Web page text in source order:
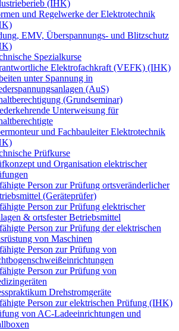
(IHK)
und Regelwerke der Elektrotechnik
EMV, Überspannungs- und Blitzschutz
Spezialkurse
Elektrofachkraft (VEFK) (IHK)
unter Spannung in
(AuS)
(Grundseminar)
Unterweisung für
und Fachbauleiter Elektrotechnik
Prüfkurse
und Organisation elektrischer
Person zur Prüfung ortsveränderlicher
(Geräteprüfer)
Person zur Prüfung elektrischer
& ortsfester Betriebsmittel
Person zur Prüfung der elektrischen
von Maschinen
Person zur Prüfung von
Person zur Prüfung von
Drehstromgeräte
Person zur elektrischen Prüfung (IHK)
von AC-Ladeeinrichtungen und